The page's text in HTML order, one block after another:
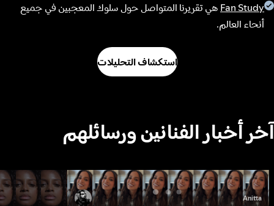
Fan Study هي تقريرنا المتواصل حول سلوك المعجبين في جميع
أنحاء العالم.
استكشاف التحليلات
آخر أخبار الفنانين ورسائلهم
Anitta
Fana Hues